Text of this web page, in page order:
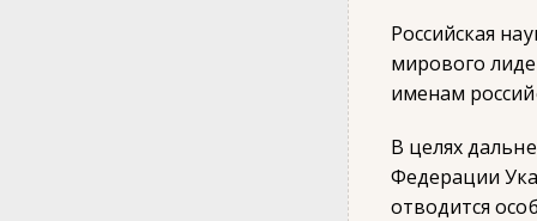
Российская
мирового
именам
В целях
Федерации
отводится